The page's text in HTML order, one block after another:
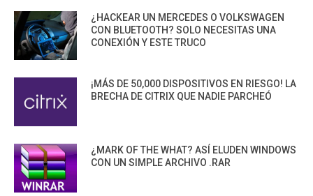
¿HACKEAR UN MERCEDES O VOLKSWAGEN
CON BLUETOOTH? SOLO NECESITAS UNA
CONEXIÓN Y ESTE TRUCO
¡MÁS DE 50,000 DISPOSITIVOS EN RIESGO! LA
BRECHA DE CITRIX QUE NADIE PARCHEÓ
¿MARK OF THE WHAT? ASÍ ELUDEN WINDOWS
CON UN SIMPLE ARCHIVO .RAR